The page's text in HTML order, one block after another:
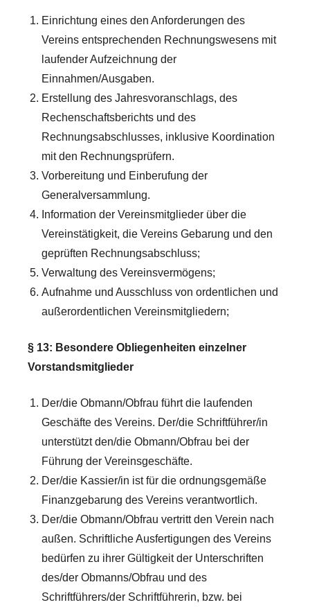
Einrichtung eines den Anforderungen des
Vereins entsprechenden Rechnungswesens mit
laufender Aufzeichnung der
Einnahmen/Ausgaben.
Erstellung des Jahresvoranschlags, des
Rechenschaftsberichts und des
Rechnungsabschlusses, inklusive Koordination
mit den Rechnungsprüfern.
Vorbereitung und Einberufung der
Generalversammlung.
Information der Vereinsmitglieder über die
Vereinstätigkeit, die Vereins Gebarung und den
geprüften Rechnungsabschluss;
Verwaltung des Vereinsvermögens;
Aufnahme und Ausschluss von ordentlichen und
außerordentlichen Vereinsmitgliedern;
§ 13: Besondere Obliegenheiten einzelner
Vorstandsmitglieder
Der/die Obmann/Obfrau führt die laufenden
Geschäfte des Vereins. Der/die Schriftführer/in
unterstützt den/die Obmann/Obfrau bei der
Führung der Vereinsgeschäfte.
Der/die Kassier/in ist für die ordnungsgemäße
Finanzgebarung des Vereins verantwortlich.
Der/die Obmann/Obfrau vertritt den Verein nach
außen. Schriftliche Ausfertigungen des Vereins
bedürfen zu ihrer Gültigkeit der Unterschriften
des/der Obmanns/Obfrau und des
Schriftführers/der Schriftführerin, bzw. bei